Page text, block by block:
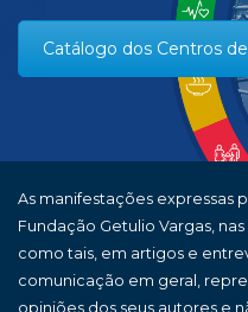
Catálogo dos Centros
As manifestações expressas
Fundação Getulio Vargas,
como tais, em artigos e
comunicação em geral,
opiniões dos seus autores e